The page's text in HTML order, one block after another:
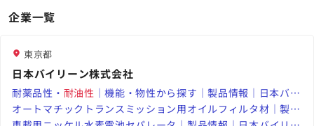
企業一覧
東京都
日本バイリーン株式会社
耐薬品性・ 耐油性 ｜機能・物性から探す｜製品情報｜日本バイ
リーン株式会社｜課題解決へ導く不織布のグローバルパートナ
オートマチックトランスミッション用オイルフィルタ材｜製品